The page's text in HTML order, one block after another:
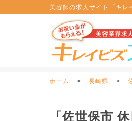
美容師の求人サイト「キレ
ホーム 長崎県
「佐世保市